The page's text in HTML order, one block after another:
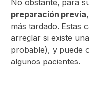
No obstante, para
preparación previa
más tardado. Estas
arreglar si existe
probable), y puede
algunos pacientes.